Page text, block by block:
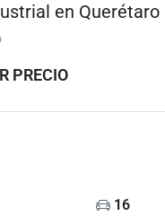
en Querétaro
PRECIO
16